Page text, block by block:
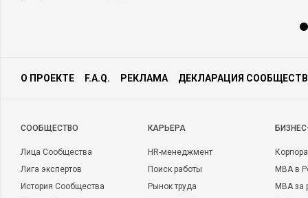
О ПРОЕКТЕ F.A.Q. РЕКЛАМА ДЕКЛАРАЦИЯ
CООБЩЕСТВО
Лица Сообщества
Лига экспертов
История Сообщества
КАРЬЕРА
HR-менеджмент
Поиск работы
Рынок труда
MBA в
MBA